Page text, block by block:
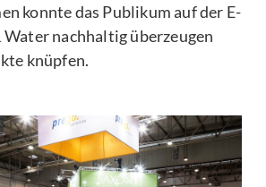
konnte das Publikum auf der E-
nachhaltig überzeugen
knüpfen.